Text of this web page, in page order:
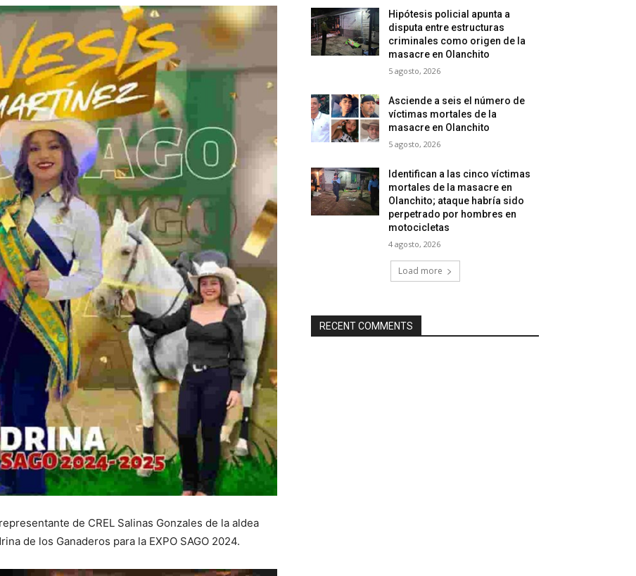
de CREL Salinas Gonzales de la aldea
de los Ganaderos para la EXPO SAGO 2024.
Hipótesis policial apunta a
disputa entre estructuras
criminales como origen de la
masacre en Olanchito
5 agosto, 2026
Asciende a seis el número de
víctimas mortales de la
masacre en Olanchito
5 agosto, 2026
Identifican a las cinco víctimas
mortales de la masacre en
Olanchito; ataque habría sido
perpetrado por hombres en
motocicletas
4 agosto, 2026
Load more
RECENT COMMENTS